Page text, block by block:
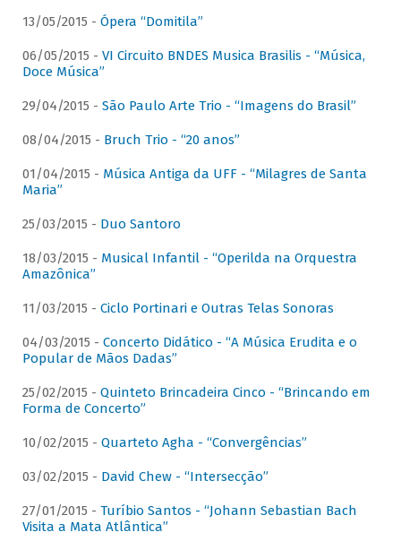
13/05/2015 - Ópera “Domitila”
06/05/2015 - VI Circuito BNDES Musica Brasilis - “Música,
Doce Música”
29/04/2015 - São Paulo Arte Trio - “Imagens do Brasil”
08/04/2015 - Bruch Trio - “20 anos”
01/04/2015 - Música Antiga da UFF - “Milagres de Santa
Maria”
25/03/2015 - Duo Santoro
18/03/2015 - Musical Infantil - “Operilda na Orquestra
Amazônica”
11/03/2015 - Ciclo Portinari e Outras Telas Sonoras
04/03/2015 - Concerto Didático - “A Música Erudita e o
Popular de Mãos Dadas”
25/02/2015 - Quinteto Brincadeira Cinco - “Brincando em
Forma de Concerto”
10/02/2015 - Quarteto Agha - “Convergências”
03/02/2015 - David Chew - “Intersecção”
27/01/2015 - Turíbio Santos - “Johann Sebastian Bach
Visita a Mata Atlântica”